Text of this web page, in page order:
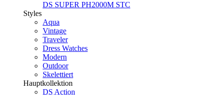
DS SUPER PH2000M STC
Styles
Aqua
Vintage
Traveler
Dress Watches
Modern
Outdoor
Skelettiert
Hauptkollektion
DS Action